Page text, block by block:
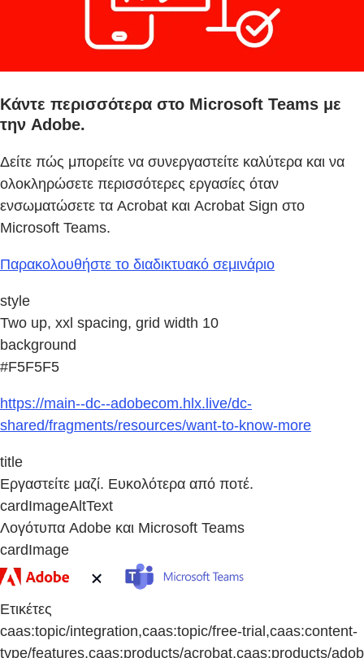
Κάντε περισσότερα στο Microsoft Teams με
την Adobe.
Δείτε πώς μπορείτε να συνεργαστείτε καλύτερα και να
ολοκληρώσετε περισσότερες εργασίες όταν
ενσωματώσετε τα Acrobat και Acrobat Sign στο
Microsoft Teams.
Παρακολουθήστε το διαδικτυακό σεμινάριο
style
Two up, xxl spacing, grid width 10
background
#F5F5F5
https://main--dc--adobecom.hlx.live/dc-
shared/fragments/resources/want-to-know-more
title
Εργαστείτε μαζί. Ευκολότερα από ποτέ.
cardImageAltText
Λογότυπα Adobe και Microsoft Teams
cardImage
Ετικέτες
caas:topic/integration,caas:topic/free-trial,caas:content-
type/features,caas:products/acrobat,caas:products/adob